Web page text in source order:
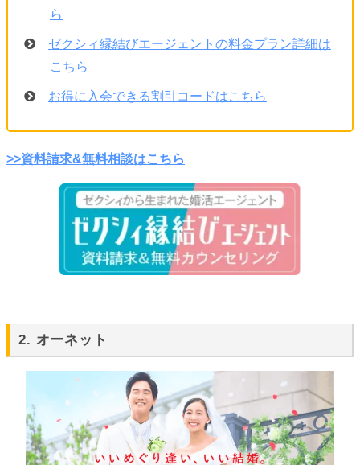
ら
ゼクシィ縁結びエージェントの料金プラン詳細は
こちら
お得に入会できる割引コードはこちら
>>資料請求&無料相談はこちら
2. オーネット